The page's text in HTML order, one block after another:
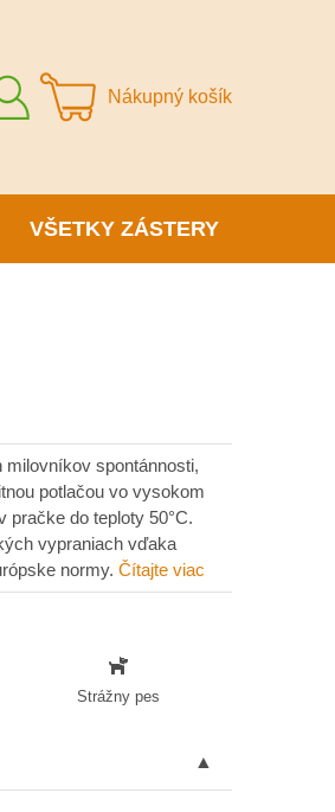
Prihlásiť
sa
Nákupný košík
VŠETKY ZÁSTERY
spontánnosti,
potlačou vo vysokom
pračke do teploty 50°C.
vypraniach vďaka
normy. Čítajte viac
Strážny pes